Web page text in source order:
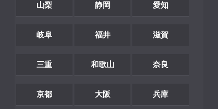
山梨 静岡 愛知
岐阜 福井 滋賀
三重 和歌山 奈良
京都 大阪 兵庫